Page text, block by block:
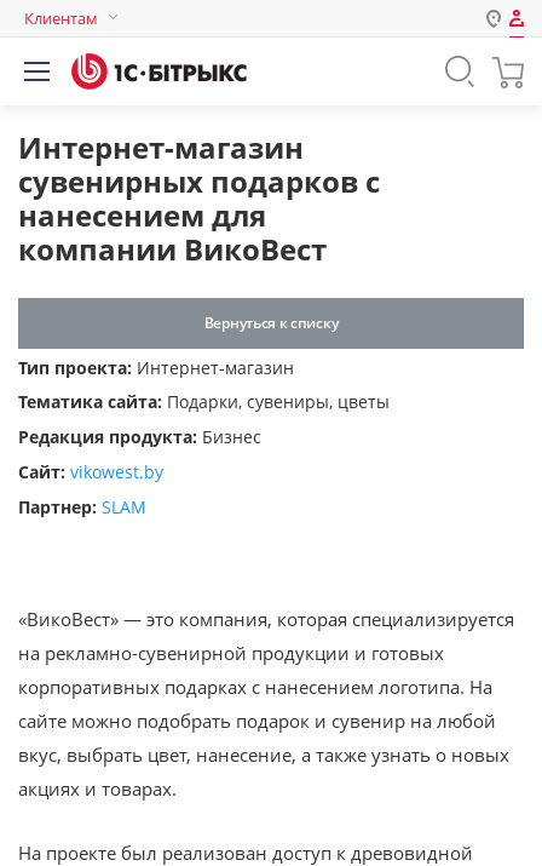
Клиентам
Авторизация
Логин
Запомнить меня на этом
компьютере
Забыли свой пароль?
Интернет-магазин
сувенирных подарков с
нанесением для
компании ВикоВест
Вернуться к списку
Тип проекта: Интернет-магазин
Тематика сайта: Подарки, сувениры, цветы
Редакция продукта: Бизнес
Сайт: vikowest.by
Партнер: SLAM
«ВикоВест» — это компания, которая специализируется
на рекламно-сувенирной продукции и готовых
корпоративных подарках с нанесением логотипа. На
сайте можно подобрать подарок и сувенир на любой
вкус, выбрать цвет, нанесение, а также узнать о новых
акциях и товарах.
На проекте был реализован доступ к древовидной